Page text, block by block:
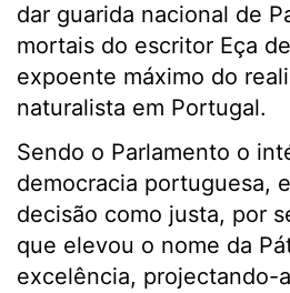
dar guarida nacional de
mortais do escritor Eça
expoente máximo do
naturalista em Portugal.
Sendo o Parlamento o
democracia portuguesa,
decisão como justa, por
que elevou o nome da
excelência, projectando-